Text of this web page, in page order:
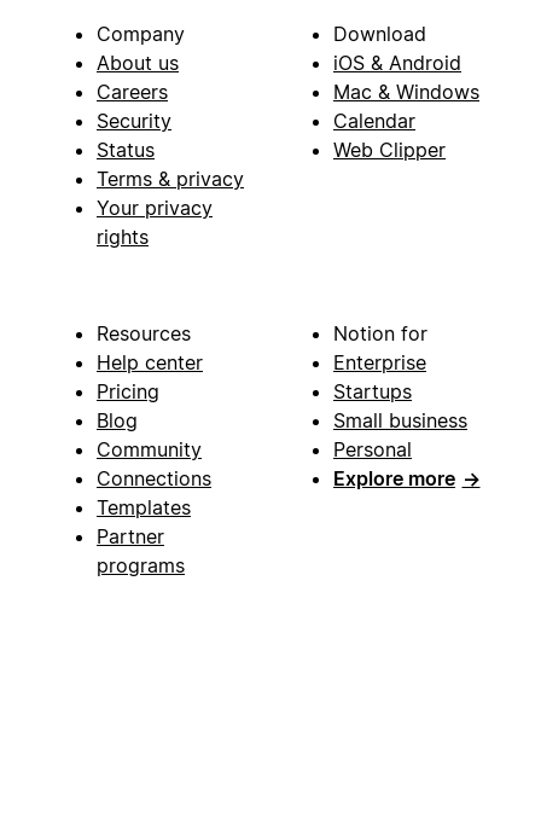
Company
About us
Careers
Security
Status
Terms & privacy
Your privacy
rights
Download
iOS & Android
Mac & Windows
Calendar
Web Clipper
Resources
Help center
Pricing
Blog
Community
Connections
Templates
Partner
programs
Notion for
Enterprise
Startups
Small business
Personal
Explore more →